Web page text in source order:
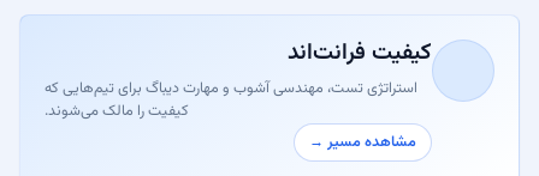
کیفیت فرانت‌اند
استراتژی تست، مهندسی آشوب و مهارت دیباگ برای تیم‌هایی که
کیفیت را مالک می‌شوند.
مشاهده مسیر →